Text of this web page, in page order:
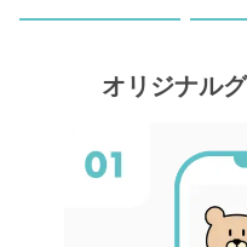
オリジナル